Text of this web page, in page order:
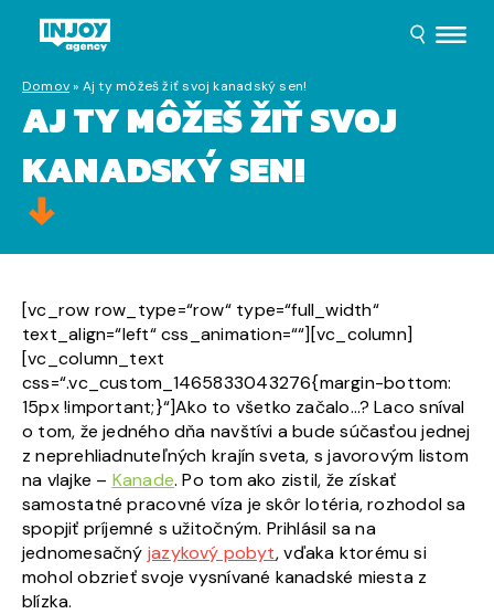
Domov» Aj ty môžeš žiť svoj kanadský sen!
AJ TY MÔŽEŠ ŽIŤ SVOJ
KANADSKÝ SEN!
[vc_row row_type=“row“ type=“full_width“
text_align=“left“ css_animation=““][vc_column]
[vc_column_text
css=“.vc_custom_1465833043276{margin-bottom:
15px !important;}“]Ako to všetko začalo…? Laco sníval
o tom, že jedného dňa navštívi a bude súčasťou jednej
z neprehliadnuteľných krajín sveta, s javorovým listom
na vlajke – Kanade. Po tom ako zistil, že získať
samostatné pracovné víza je skôr lotéria, rozhodol sa
spopjiť príjemné s užitočným. Prihlásil sa na
jednomesačný jazykový pobyt, vďaka ktorému si
mohol obzrieť svoje vysnívané kanadské miesta z
blízka.